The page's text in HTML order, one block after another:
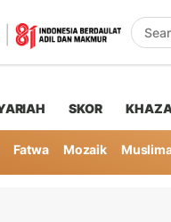
SKOR
Fatwa Mozaik